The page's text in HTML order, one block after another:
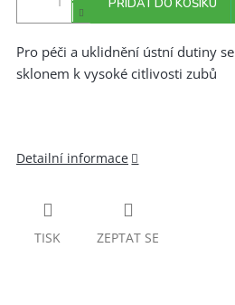
PŘIDAT DO KOŠÍKU
Pro péči a uklidnění ústní dutiny se
sklonem k vysoké citlivosti zubů
Detailní informace
TISK ZEPTAT SE